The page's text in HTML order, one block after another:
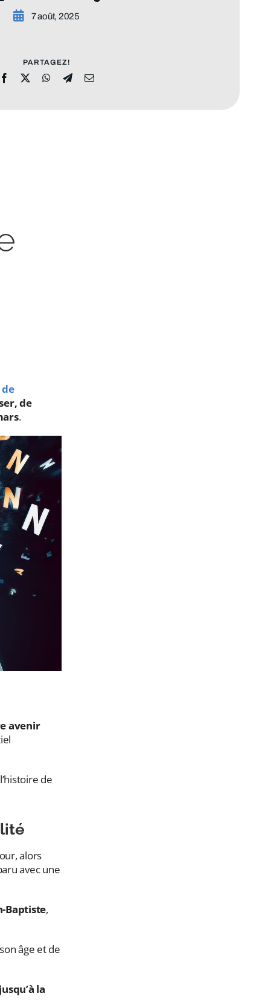
7 août, 2025
PARTAGEZ!
de
de
.
avenir
de
alors
avec une
Baptiste,
âge et de
la